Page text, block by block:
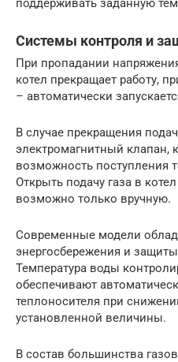
поддерживать заданную
Системы контроля и
При пропадании
котел прекращает работу,
– автоматически
В случае прекращения
электромагнитный клапан,
возможность поступления
Открыть подачу газа в
возможно только вручную.
Современные модели
энергосбережения и
Температура воды
обеспечивают
теплоносителя при
установленной величины.
В состав большинства